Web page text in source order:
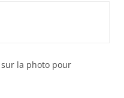
la photo pour